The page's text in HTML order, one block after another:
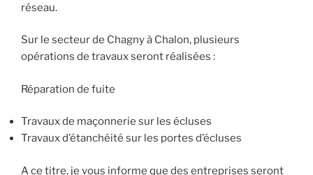
réseau.
Sur le secteur de Chagny à Chalon, plusieurs
opérations de travaux seront réalisées :
Réparation de fuite
Travaux de maçonnerie sur les écluses
Travaux d’étanchéité sur les portes d’écluses
A ce titre, je vous informe que des entreprises seront